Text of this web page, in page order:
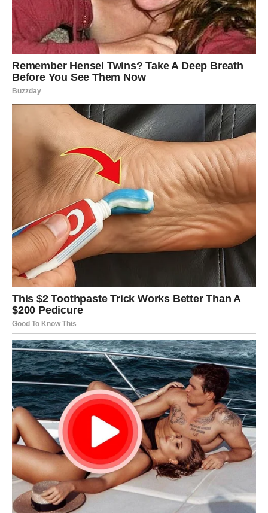
Kroz sve ove izazove, Amelija je naučila da
prihvati
kompleksnost ljudskog života
hrabrost onih koji dele svoje priče, i da razume kako
trauma i tajne mogu oblikovati ne samo jedan život, već i
živote budućih generacija. Njena priča je svedočanstvo o
tome da istina, iako ponekad teška, donosi jasnoću i mir
koji su nemerljivi, te pruža mogućnost da se prošlost
sagleda s ljubavlju, razumevanjem i saosećanjem.
Ovaj emotivni put Amelije Oberhart pokazuje kako
jedan trenutak, jedna fotografija, može pokrenuti
lavinu otkrića, dovesti do suočavanja sa prošlošću i
osloboditi nas od dugogodišnjih nepoznanica i
misterija koje oblikuju naše živote.
Ukupno, priča Amelije ilustruje koliko
može biti složena
koliko hrabrost i upornost u traženju istine mogu doneti
oslobađajuće odgovore koji oblikuju budućnost
PREUZMITE BESPLATNO!
⋆ KNJIGA SA RECEPTIMA ⋆
Upiši svoj email i preuzmi BESPLATNU
knjigu s receptima! Uživaj u jednostavnim
i ukusnim jelima koja će osvojiti tvoje
najdraže.